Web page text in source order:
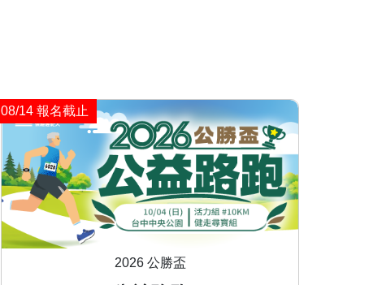
08/14 報名截止
2026 公勝盃